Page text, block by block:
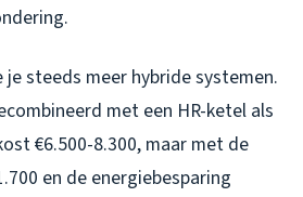
je steeds meer hybride systemen.
met een HR-ketel als
€6.500-8.300, maar met de
en de energiebesparing